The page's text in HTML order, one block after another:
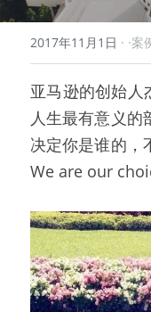
2017年11月1日 · ·案
亚马逊的创始人
人生最有意义的
决定你是谁的，
We are our